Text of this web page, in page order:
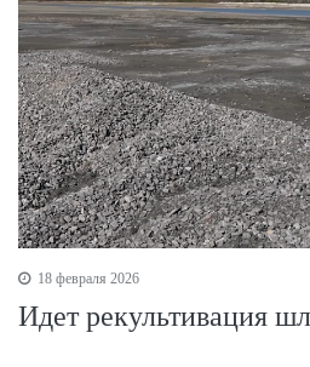
18 февраля 2026
Идет рекультивация